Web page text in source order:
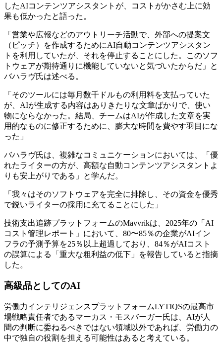
したAIコンテンツアシスタントが、コストがかさむ上に効
果も低かったと語った。
「営業や広報などのアウトリーチ活動で、外部への提案文
（ピッチ）を作成するためにAI自動コンテンツアシスタン
トを利用していたが、それを停止することにした。このソフ
トウェアが期待通りに機能していないと気づいたからだ」と
バハラヴ氏は述べる。
「そのツールには毎月数千ドルもの利用料を支払っていた
が、AIが生成する内容はありきたりな文章ばかりで、使い
物にならなかった。結局、チームはAIが作成した文章を実
用的なものに修正するために、膨大な時間を費やす羽目にな
った」
バハラヴ氏は、複雑なコミュニケーションにおいては、「優
れたライターの方が、高額な自動コンテンツアシスタントよ
りも安上がりである」と学んだ。
「我々はそのソフトウェアを完全に排除し、その資金を優秀
で鋭いライターの採用に充てることにした」
技術支出追跡プラットフォームのMavvrikは、2025年の「AI
コスト管理レポート」において、80〜85％の企業がAIイン
フラの予測予算を25％以上超過しており、84％がAIコスト
の誤算による「重大な粗利益の低下」を報告していると指摘
した。
高級品としてのAI
労働力インテリジェンスプラットフォームLYTIQSの最高市
場戦略責任者であるマーカス・モスバーガー氏は、AIが人
間の判断に委ねるべきではない領域以外であれば、労働力の
中で独自の役割を担える可能性はあると考えている。